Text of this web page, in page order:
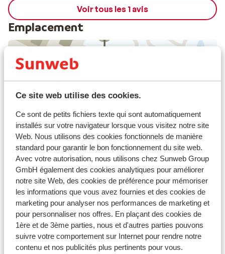
Ce site web utilise des cookies.
Ce sont de petits fichiers texte qui sont automatiquement
installés sur votre navigateur lorsque vous visitez notre site
Web. Nous utilisons des cookies fonctionnels de manière
standard pour garantir le bon fonctionnement du site web.
Avec votre autorisation, nous utilisons chez Sunweb Group
GmbH également des cookies analytiques pour améliorer
notre site Web, des cookies de préférence pour mémoriser
les informations que vous avez fournies et des cookies de
marketing pour analyser nos performances de marketing et
pour personnaliser nos offres. En plaçant des cookies de
1ère et de 3ème parties, nous et d'autres parties pouvons
suivre votre comportement sur Internet pour rendre notre
contenu et nos publicités plus pertinents pour vous.
Voir tous les 1 avis
Emplacement
À proximité
Distance du centre-ville: environ 200 mètres
Directement sur les pistes
Forfait, cours et matériel de ski
Forfait remontées mécaniques
Cours de ski